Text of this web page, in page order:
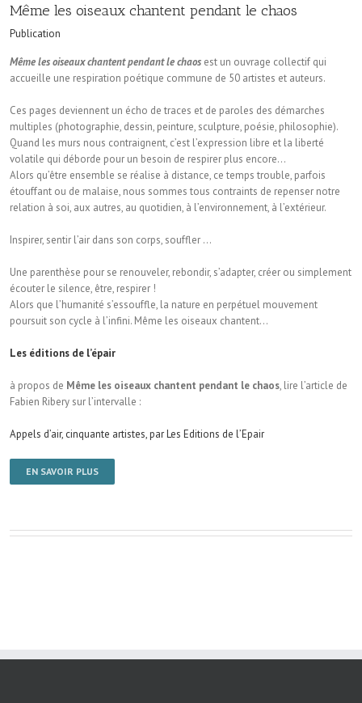
Même les oiseaux chantent pendant le chaos
Publication
Même les oiseaux chantent pendant le chaos est un ouvrage collectif qui
accueille une respiration poétique commune de 50 artistes et auteurs.
Ces pages deviennent un écho de traces et de paroles des démarches
multiples (photographie, dessin, peinture, sculpture, poésie, philosophie).
Quand les murs nous contraignent, c’est l’expression libre et la liberté
volatile qui déborde pour un besoin de respirer plus encore…
Alors qu’être ensemble se réalise à distance, ce temps trouble, parfois
étouffant ou de malaise, nous sommes tous contraints de repenser notre
relation à soi, aux autres, au quotidien, à l’environnement, à l’extérieur.
Inspirer, sentir l’air dans son corps, souffler …
Une parenthèse pour se renouveler, rebondir, s’adapter, créer ou simplement
écouter le silence, être, respirer !
Alors que l’humanité s’essouffle, la nature en perpétuel mouvement
poursuit son cycle à l’infini. Même les oiseaux chantent…
Les éditions de l’épair
à propos de Même les oiseaux chantent pendant le chaos, lire l’article de
Fabien Ribery sur l’intervalle :
Appels d’air, cinquante artistes, par Les Editions de l’Epair
EN SAVOIR PLUS